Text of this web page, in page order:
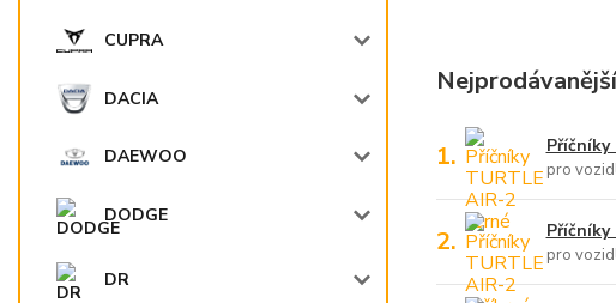
CUPRA
DACIA
DAEWOO
DODGE
DR
Nejprodávanější
1. Příčníky
pro
2. pro